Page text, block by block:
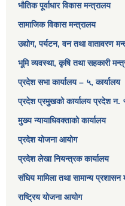
भौतिक पूर्वाधार विकास मन्त्रालय
सामाजिक विकास मन्त्रालय
उद्योग, पर्यटन, वन तथा वातावरण
भूमि व्यवस्था, कृषि तथा सहकारी
प्रदेश सभा कार्यालय – ५, कार्यालय
प्रदेश प्रमुखको कार्यालय प्रदेश न.
मुख्य न्यायाधिवक्ताको कार्यालय
प्रदेश योजना आयोग
प्रदेश लेखा नियन्त्रक कार्यालय
संघिय मामिला तथा सामान्य प्रशासन
राष्ट्रिय योजना आयोग